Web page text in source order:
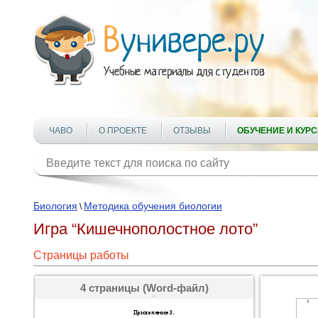
ЧАВО О ПРОЕКТЕ ОТЗЫВЫ ОБУЧЕНИЕ И
Биология \ Методика обучения биологии
Игра “Кишечнополостное лото”
Страницы работы
4 страницы (Word-файл)